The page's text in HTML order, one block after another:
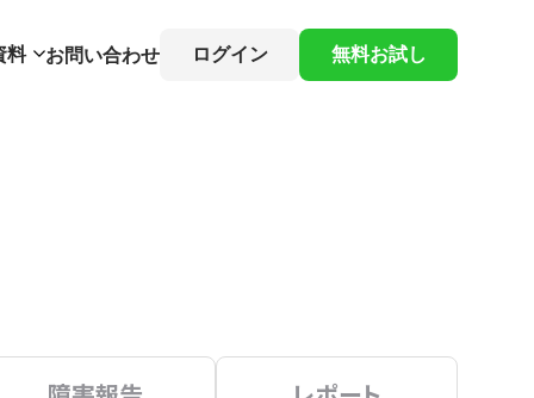
料 お問い合わせ ログイン 無料お試し